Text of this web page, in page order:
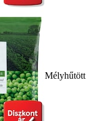
Mélyhűtött